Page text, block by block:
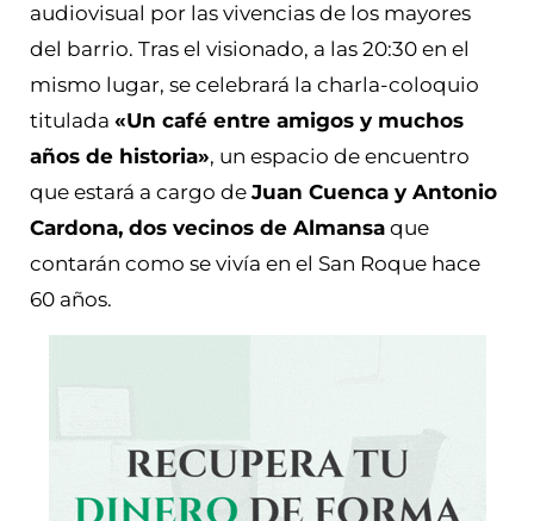
audiovisual por las vivencias de los mayores
del barrio. Tras el visionado, a las 20:30 en el
mismo lugar, se celebrará la charla-coloquio
titulada «Un café entre amigos y muchos
años de historia», un espacio de encuentro
que estará a cargo de Juan Cuenca y Antonio
Cardona, dos vecinos de Almansa que
contarán como se vivía en el San Roque hace
60 años.